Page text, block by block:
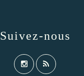
Suivez-nous